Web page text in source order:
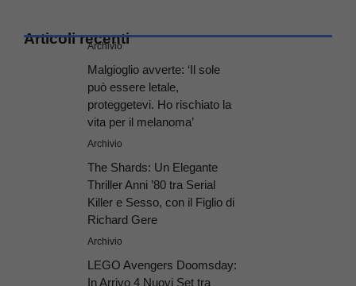
Articoli recenti
Archivio
Malgioglio avverte: ‘Il sole
può essere letale,
proteggetevi. Ho rischiato la
vita per il melanoma’
Archivio
The Shards: Un Elegante
Thriller Anni ’80 tra Serial
Killer e Sesso, con il Figlio di
Richard Gere
Archivio
LEGO Avengers Doomsday:
In Arrivo 4 Nuovi Set tra